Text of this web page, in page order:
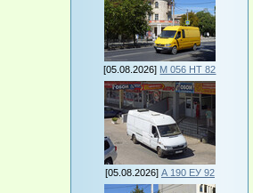
[05.08.2026] М 056 НТ 82
[05.08.2026] А 190 ЕУ 92